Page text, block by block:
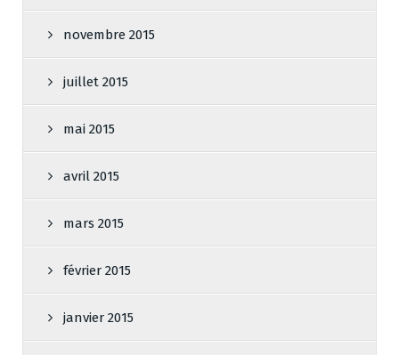
novembre 2015
juillet 2015
mai 2015
avril 2015
mars 2015
février 2015
janvier 2015